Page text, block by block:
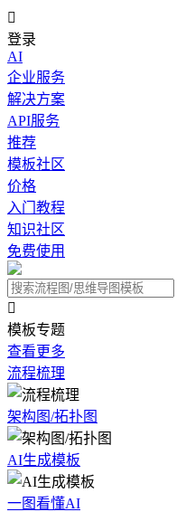

登录
AI
企业服务
解决方案
API服务
推荐
模板社区
价格
入门教程
知识社区
免费使用

模板专题
查看更多
流程梳理
架构图/拓扑图
AI生成模板
一图看懂AI